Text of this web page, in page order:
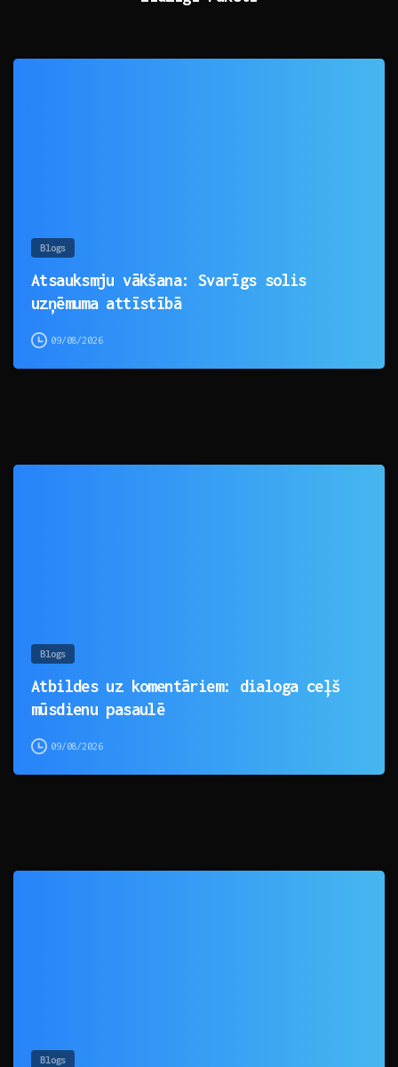
Blogs
Atsauksmju vākšana: Svarīgs solis
uzņēmuma attīstībā
09/08/2026
Blogs
Atbildes uz komentāriem: dialoga ceļš
mūsdienu pasaulē
09/08/2026
Blogs